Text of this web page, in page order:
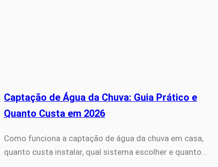
Captação de Água da Chuva: Guia Prático e
Quanto Custa em 2026
Como funciona a captação de água da chuva em casa,
quanto custa instalar, qual sistema escolher e quanto…